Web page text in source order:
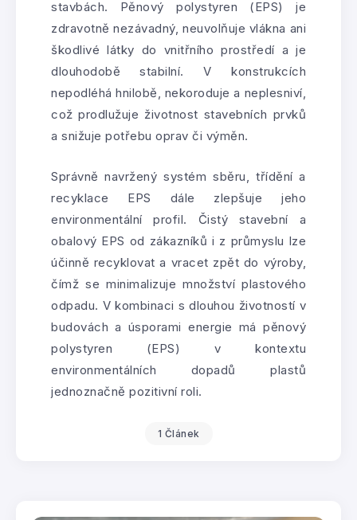
stavbách. Pěnový polystyren (EPS) je
zdravotně nezávadný, neuvolňuje vlákna ani
škodlivé látky do vnitřního prostředí a je
dlouhodobě stabilní. V konstrukcích
nepodléhá hnilobě, nekoroduje a neplesniví,
což prodlužuje životnost stavebních prvků
a snižuje potřebu oprav či výměn.
Správně navržený systém sběru, třídění a
recyklace EPS dále zlepšuje jeho
environmentální profil. Čistý stavební a
obalový EPS od zákazníků i z průmyslu lze
účinně recyklovat a vracet zpět do výroby,
čímž se minimalizuje množství plastového
odpadu. V kombinaci s dlouhou životností v
budovách a úsporami energie má pěnový
polystyren (EPS) v kontextu
environmentálních dopadů plastů
jednoznačně pozitivní roli.
1 Článek